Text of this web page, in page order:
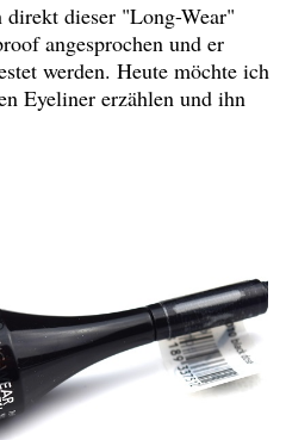
dieser "Long-Wear"
angesprochen und er
werden. Heute möchte ich
Eyeliner erzählen und ihn